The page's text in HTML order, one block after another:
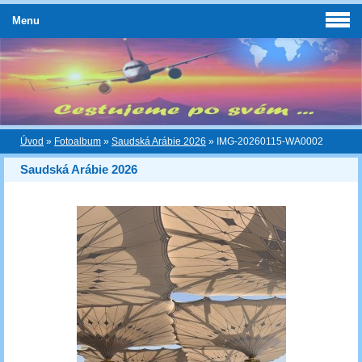
Úvod » Fotoalbum » Saudská Arábie 2026 » IMG-20260115-WA0002
Saudská Arábie 2026
Menu